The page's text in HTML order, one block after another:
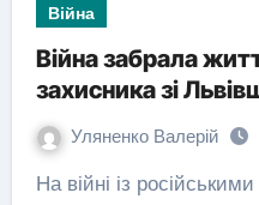
Війна
Війна забрала
захисника зі
Уляненко Валерій
На війні із російськими загарбниками загинув